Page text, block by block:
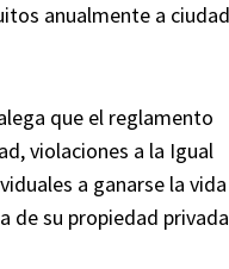
anualmente a
que el reglamento
violaciones a la Igual
a ganarse la
de su propiedad